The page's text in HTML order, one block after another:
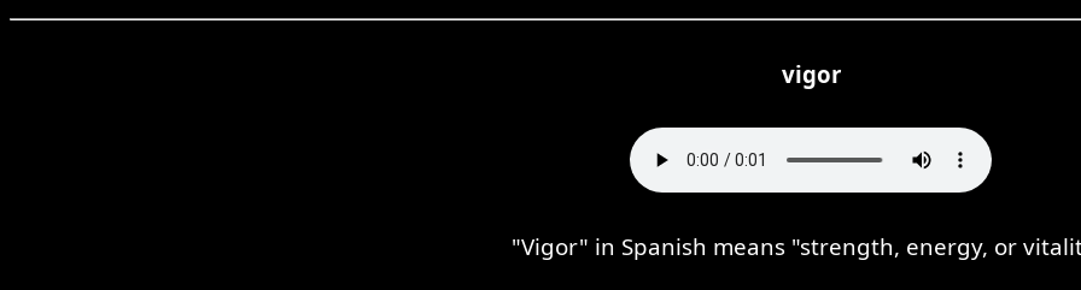
vigor
"Vigor" in Spanish means "strength, energy, or